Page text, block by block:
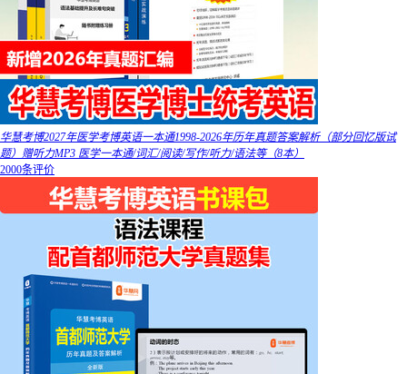
华慧考博2027年医学考博英语一本通1998-2026年历年真题答案解析（部分回忆版试
题）赠听力MP3 医学一本通/词汇/阅读/写作/听力/语法等（8本）
2000条评价